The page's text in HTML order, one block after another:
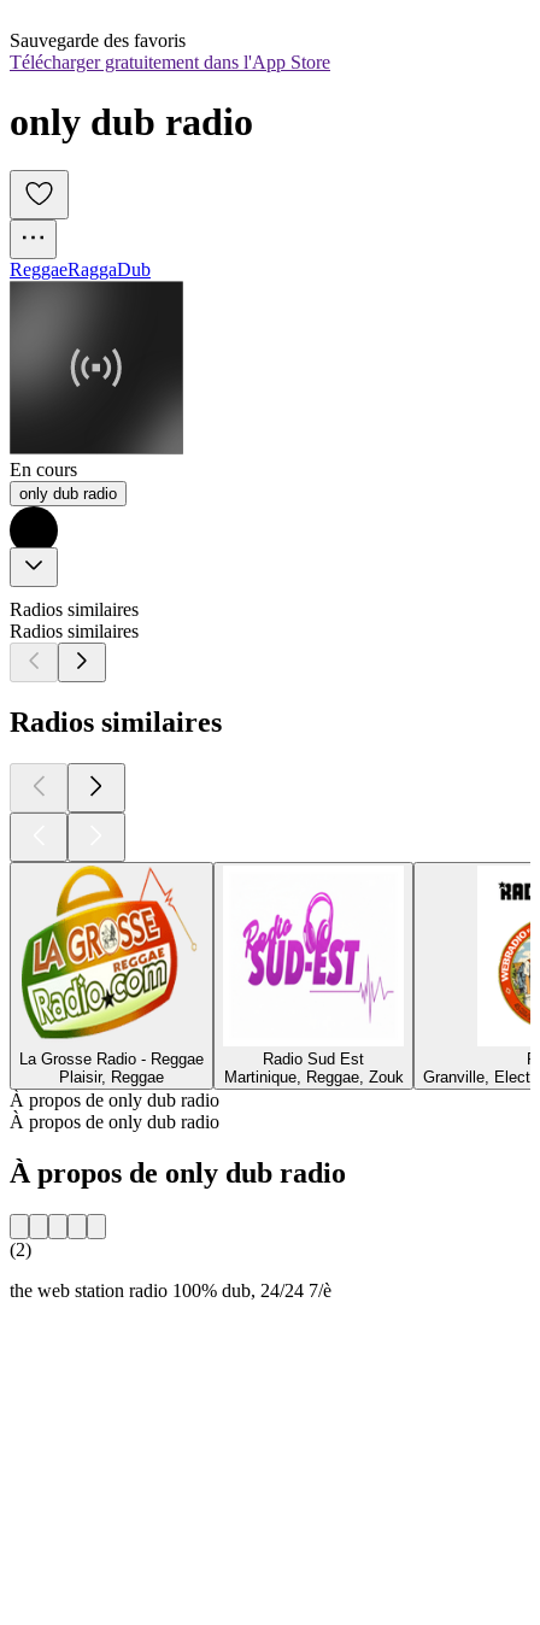
Sauvegarde des favoris
Télécharger gratuitement dans l'App Store
only dub radio
ReggaeRaggaDub
En cours
only dub radio
Radios similaires
Radios similaires
Radios similaires
La Grosse Radio - Reggae
Plaisir, Reggae
Radio Sud Est
Martinique, Reggae, Zouk
Granville,
À propos de only dub radio
À propos de only dub radio
À propos de only dub radio
(2)
the web station radio 100% dub, 24/24 7/è